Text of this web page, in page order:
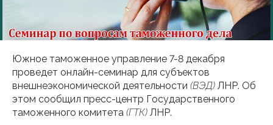
Южное таможенное управление 7-8 декабря
проведет онлайн-семинар для субъектов
внешнеэкономической деятельности (ВЭД) ЛНР. Об
этом сообщил пресс-центр Государственного
таможенного комитета (ГТК) ЛНР.